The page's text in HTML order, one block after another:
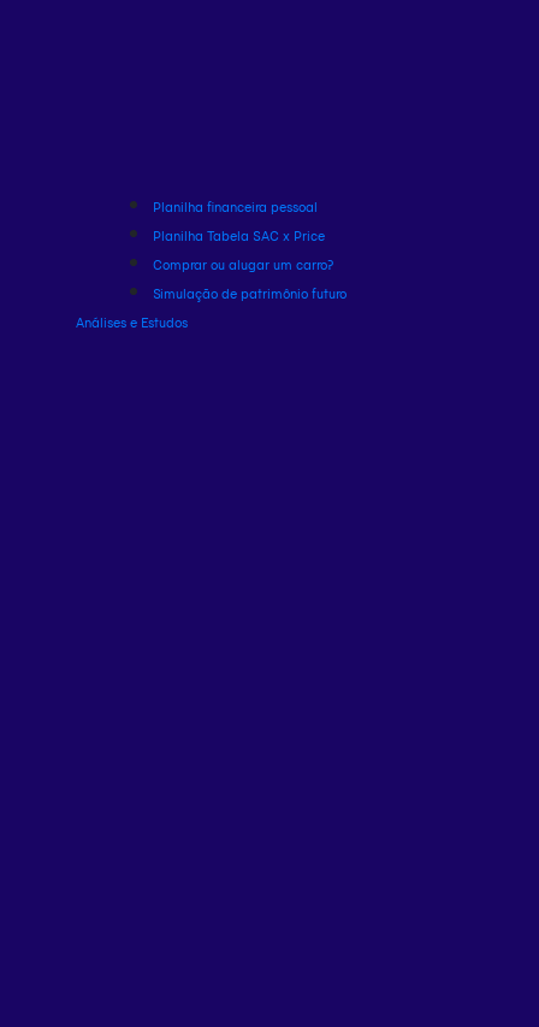
Planilha financeira pessoal
Planilha Tabela SAC x Price
Comprar ou alugar um carro?
Simulação de patrimônio futuro
Análises e Estudos